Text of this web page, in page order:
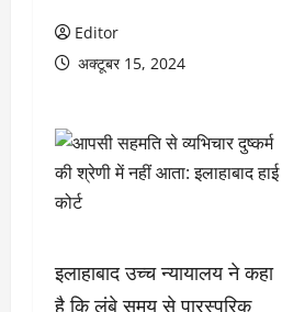
Editor
अक्टूबर 15, 2024
इलाहाबाद उच्च न्यायालय ने कहा
है कि लंबे समय से पारस्परिक